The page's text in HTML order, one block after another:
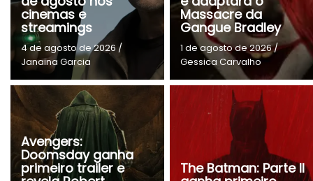
cinemas e
streamings
4 de agosto de 2026/
Janaina Garcia
Massacre da
Gangue Bradley
1 de agosto de 2026/
Gessica Carvalho
Avengers:
Doomsday ganha
primeiro trailer e The Batman: Parte II